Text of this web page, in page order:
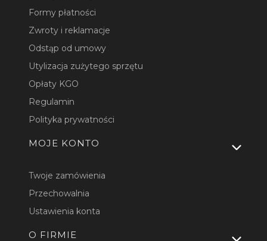
Formy płatności
Zwroty i reklamacje
Odstąp od umowy
Utylizacja zużytego sprzętu
Opłaty KGO
Regulamin
Polityka prywatności
MOJE KONTO
Twoje zamówienia
Przechowalnia
Ustawienia konta
O FIRMIE